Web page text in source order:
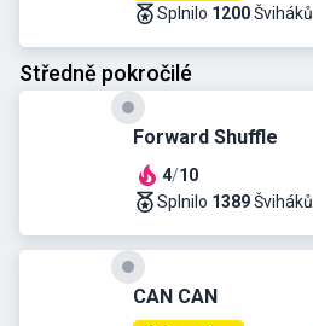
Splnilo 1200Šviháků
Středně pokročilé
Forward Shuffle
4/10
Splnilo 1389Šviháků
CAN CAN